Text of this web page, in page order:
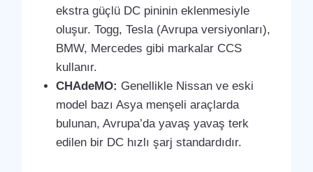
ekstra güçlü DC pininin eklenmesiyle
oluşur. Togg, Tesla (Avrupa versiyonları),
BMW, Mercedes gibi markalar CCS
kullanır.
CHAdeMO: Genellikle Nissan ve eski
model bazı Asya menşeli araçlarda
bulunan, Avrupa’da yavaş yavaş terk
edilen bir DC hızlı şarj standardıdır.